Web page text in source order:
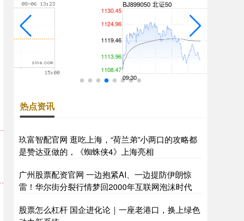
热点资讯
玖富智配官网 逛吃上海，“荷兰弟”小两口的攻略都
是赞达亚做的，《蜘蛛侠4》上海亮相
广州股票配资官网 一边抱紧AI、一边提防伊朗惊
雷！华尔街分裂行情梦回2000年互联网泡沫时代
股票怎么杠杆 国企进化论｜一座老港口，换上绿色